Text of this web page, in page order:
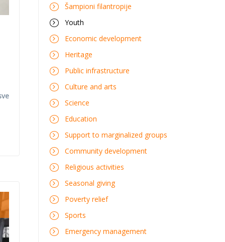
Šampioni filantropije
Youth
Economic development
Heritage
Public infrastructure
Culture and arts
Science
Education
Support to marginalized groups
Community development
Religious activities
Seasonal giving
Poverty relief
Sports
Emergency management